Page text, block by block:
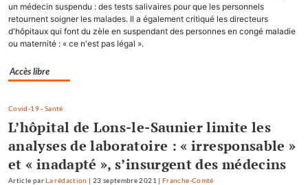
un médecin suspendu : des tests salivaires pour que les personnels
retournent soigner les malades. Il a également critiqué les directeurs
d'hôpitaux qui font du zèle en suspendant des personnes en congé maladie
ou maternité : « ce n'est pas légal ».
Accès libre
Covid-19- Santé
L’hôpital de Lons-le-Saunier limite les
analyses de laboratoire : « irresponsable »
et « inadapté », s’insurgent des médecins
Article parLa rédaction | 23 septembre 2021 | Franche-Comté